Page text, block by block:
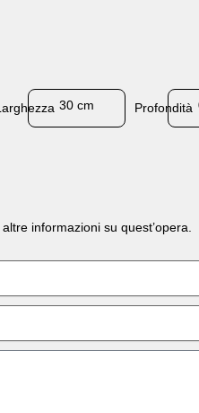
30 cm Profondità
informazioni su quest’opera.